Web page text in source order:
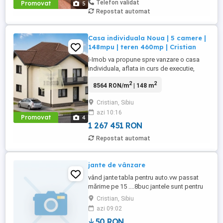
Promovat 5
Telefon validat
Repostat automat
Promovat 4
Casa individuala Noua | 5 camere |
148mpu | teren 460mp | Cristian
I-Imob va propune spre vanzare o casa
individuala, aflata in curs de executie,
cateva minute de municipiul Sibiu.
o compartimentare eficienta si spatii
generoase, fiind ideala pentru o familie
care isi doreste confort, ...
8564 RON/m2| 148 m2
Cristian, Sibiu
azi 10:16
1 267 451 RON
Repostat automat
jante de vânzare
vând jante tabla pentru auto.vw passat
mărime pe 15 ....8buc jantele sunt pentru
Passat plus 4 capace roti originale
,,passat,, prețul pe bucata este 75lei
bucata
Cristian, Sibiu
azi 09:02